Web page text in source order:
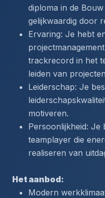
diploma in de
gelijkwaardig door
Ervaring: Je hebt
trackrecord in het
leiden van
Leiderschap: Je
motiveren.
Persoonlijkheid: Je
teamplayer die
realiseren van
Het aanbod:
Modern